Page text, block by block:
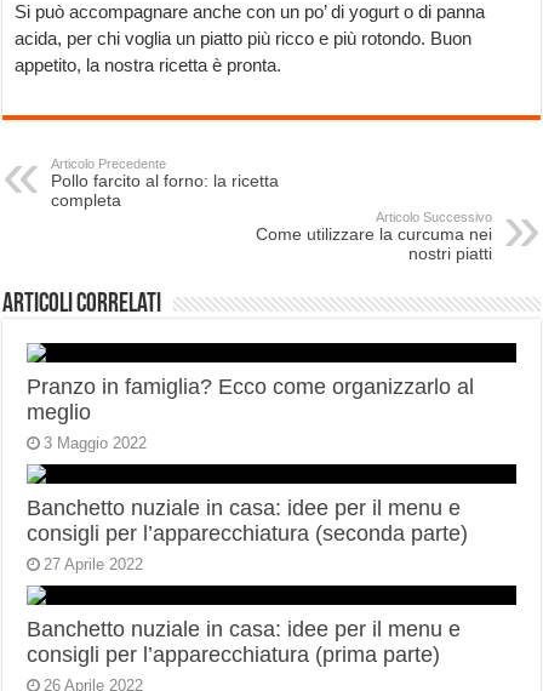
Si può accompagnare anche con un po’ di yogurt o di panna
acida, per chi voglia un piatto più ricco e più rotondo. Buon
appetito, la nostra ricetta è pronta.
Articolo Precedente
Pollo farcito al forno: la ricetta
completa
Articolo Successivo
Come utilizzare la curcuma nei
nostri piatti
Articoli correlati
Pranzo in famiglia? Ecco come organizzarlo al
meglio
3 Maggio 2022
Banchetto nuziale in casa: idee per il menu e
consigli per l’apparecchiatura (seconda parte)
27 Aprile 2022
Banchetto nuziale in casa: idee per il menu e
consigli per l’apparecchiatura (prima parte)
26 Aprile 2022